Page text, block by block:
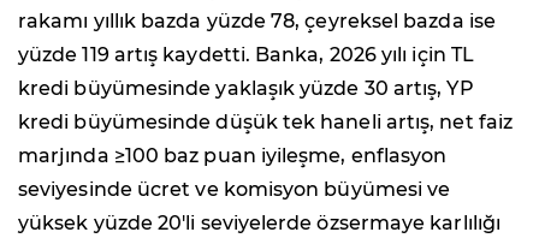
rakamı yıllık bazda yüzde 78, çeyreksel bazda ise
yüzde 119 artış kaydetti. Banka, 2026 yılı için TL
kredi büyümesinde yaklaşık yüzde 30 artış, YP
kredi büyümesinde düşük tek haneli artış, net faiz
marjında ≥100 baz puan iyileşme, enflasyon
seviyesinde ücret ve komisyon büyümesi ve
yüksek yüzde 20'li seviyelerde özsermaye karlılığı